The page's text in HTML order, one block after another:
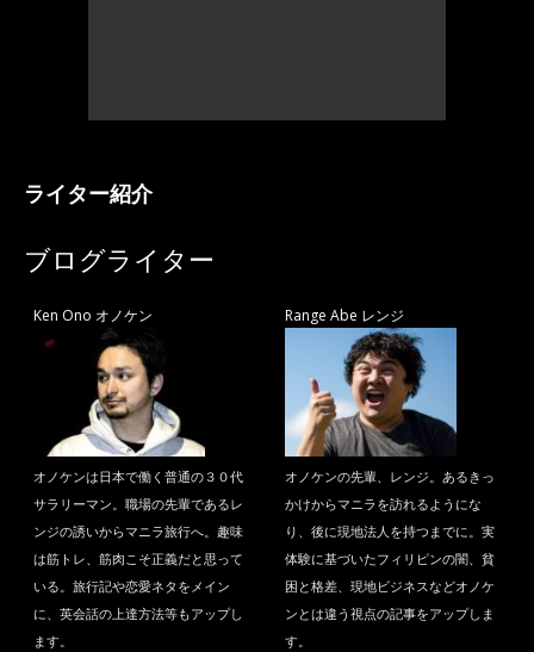
ライター紹介
ブログライター
Ken Ono オノケン
オノケンは日本で働く普通の３０代
サラリーマン。職場の先輩であるレ
ンジの誘いからマニラ旅行へ。趣味
は筋トレ、筋肉こそ正義だと思って
いる。旅行記や恋愛ネタをメイン
に、英会話の上達方法等もアップし
ます。
Range Abe レンジ
オノケンの先輩、レンジ。あるきっ
かけからマニラを訪れるようにな
り、後に現地法人を持つまでに。実
体験に基づいたフィリピンの闇、貧
困と格差、現地ビジネスなどオノケ
ンとは違う視点の記事をアップしま
す。